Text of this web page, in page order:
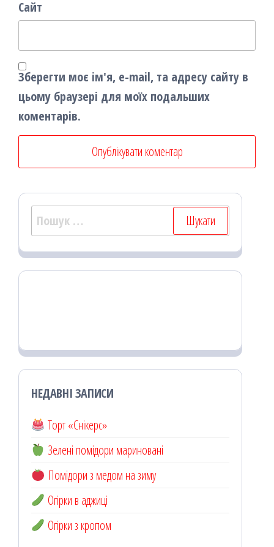
Сайт
Зберегти моє ім'я, e-mail, та адресу сайту в
цьому браузері для моїх подальших
коментарів.
Пошук:
НЕДАВНІ ЗАПИСИ
Торт «Снікерс»
Зелені помідори мариновані
Помідори з медом на зиму
Огірки в аджиці
Огірки з кропом